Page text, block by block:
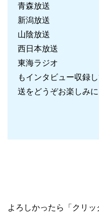
青森放送
新潟放送
山陰放送
西日本放送
東海ラジオ
もインタビュー収録
送をどうぞお楽しみに
よろしかったら「クリッ